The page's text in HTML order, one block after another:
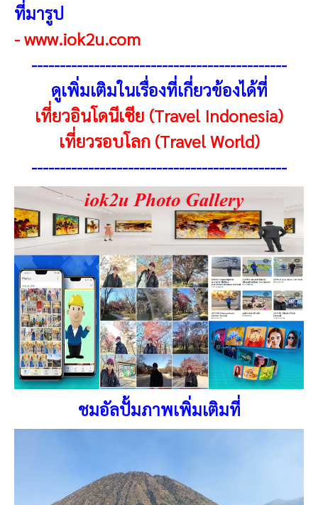
ที่มารูป
-www.iok2u.com
---------------------------------------------
ดูเพิ่มเติมในเรื่องที่เกี่ยวข้องได้ที่
เที่ยวอินโดนีเซีย (Travel Indonesia)
เที่ยวรอบโลก (TravelWorld)
---------------------------------------------
ชมอัลปั้มภาพเพิ่มเติมที่